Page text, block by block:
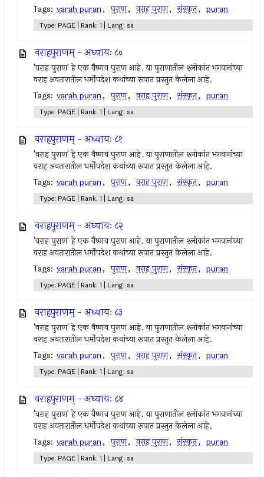
Tags: varah puran, पुराण, वराह पुराण, संस्कृत, puran
Type: PAGE | Rank: 1 | Lang: sa
वराहपुराणम् - अध्यायः ८०
'वराह पुराण' हे एक वैष्णव पुराण आहे. या पुराणातील श्लोकांत भगवानांच्या
वराह अवतारातील धर्मोपदेश कथांच्या रूपात प्रस्तुत केलेला आहे.
Tags: varah puran, पुराण, वराह पुराण, संस्कृत, puran
Type: PAGE | Rank: 1 | Lang: sa
वराहपुराणम् - अध्यायः ८१
'वराह पुराण' हे एक वैष्णव पुराण आहे. या पुराणातील श्लोकांत भगवानांच्या
वराह अवतारातील धर्मोपदेश कथांच्या रूपात प्रस्तुत केलेला आहे.
Tags: varah puran, पुराण, वराह पुराण, संस्कृत, puran
Type: PAGE | Rank: 1 | Lang: sa
वराहपुराणम् - अध्यायः ८२
'वराह पुराण' हे एक वैष्णव पुराण आहे. या पुराणातील श्लोकांत भगवानांच्या
वराह अवतारातील धर्मोपदेश कथांच्या रूपात प्रस्तुत केलेला आहे.
Tags: varah puran, पुराण, वराह पुराण, संस्कृत, puran
Type: PAGE | Rank: 1 | Lang: sa
वराहपुराणम् - अध्यायः ८३
'वराह पुराण' हे एक वैष्णव पुराण आहे. या पुराणातील श्लोकांत भगवानांच्या
वराह अवतारातील धर्मोपदेश कथांच्या रूपात प्रस्तुत केलेला आहे.
Tags: varah puran, पुराण, वराह पुराण, संस्कृत, puran
Type: PAGE | Rank: 1 | Lang: sa
वराहपुराणम् - अध्यायः ८४
'वराह पुराण' हे एक वैष्णव पुराण आहे. या पुराणातील श्लोकांत भगवानांच्या
वराह अवतारातील धर्मोपदेश कथांच्या रूपात प्रस्तुत केलेला आहे.
Tags: varah puran, पुराण, वराह पुराण, संस्कृत, puran
Type: PAGE | Rank: 1 | Lang: sa